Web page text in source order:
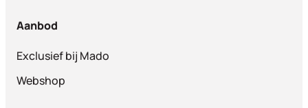
Aanbod
Exclusief bij Mado
Webshop